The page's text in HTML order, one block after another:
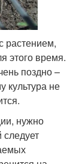
растением,
этого время.
поздно –
культура не
нужно